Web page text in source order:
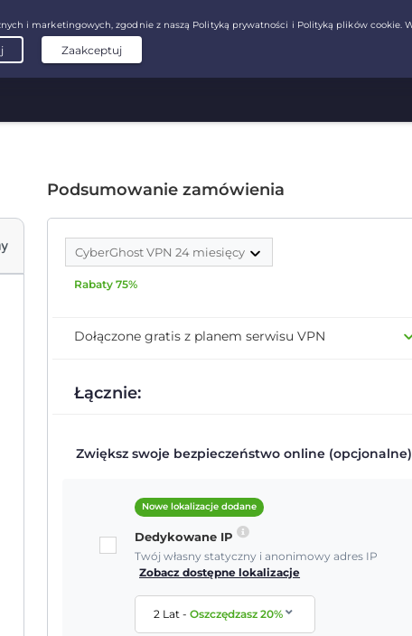
Podsumowanie zamówienia
CyberGhost VPN 24 miesięcy
Rabaty 75%
Dołączone gratis z planem serwisu VPN
Łącznie:
Zwiększ swoje bezpieczeństwo online (opcjonalne)
Nowe lokalizacje dodane
Dedykowane IP
Twój własny statyczny i anonimowy adres IP
Zobacz dostępne lokalizacje
2 Lat-Oszczędzasz20%